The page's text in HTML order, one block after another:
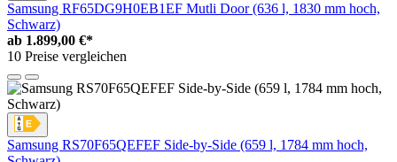
Samsung RF65DG9H0EB1EF Mutli Door (636 l, 1830 mm hoch,
Schwarz)
ab 1.899,00 €*
10 Preise vergleichen
Samsung RS70F65QEFEF Side-by-Side (659 l, 1784 mm hoch,